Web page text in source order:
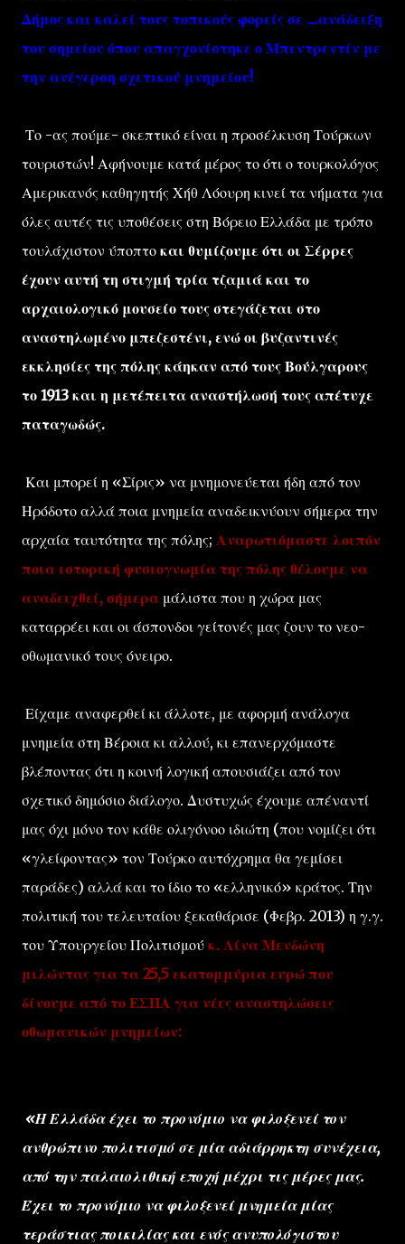
Δήμος και καλεί τους τοπικούς φορείς σε ....ανάδειξη
του σημείου όπου απαγχονίστηκε ο Μπεντρεντίν με
την ανέγερση σχετικού μνημείου!
Το -ας πούμε- σκεπτικό είναι η προσέλκυση Τούρκων
τουριστών! Αφήνουμε κατά μέρος το ότι ο τουρκολόγος
Αμερικανός καθηγητής Χήθ Λόουρη κινεί τα νήματα για
όλες αυτές τις υποθέσεις στη Βόρειο Ελλάδα με τρόπο
τουλάχιστον ύποπτο και θυμίζουμε ότι οι Σέρρες
έχουν αυτή τη στιγμή τρία τζαμιά και το
αρχαιολογικό μουσείο τους στεγάζεται στο
αναστηλωμένο μπεζεστένι, ενώ οι βυζαντινές
εκκλησίες της πόλης κάηκαν από τους Βούλγαρους
το 1913 και η μετέπειτα αναστήλωσή τους απέτυχε
παταγωδώς.
Και μπορεί η «Σίρις» να μνημονεύεται ήδη από τον
Ηρόδοτο αλλά ποια μνημεία αναδεικνύουν σήμερα την
αρχαία ταυτότητα της πόλης; Αναρωτιόμαστε λοιπόν
ποια ιστορική φυσιογνωμία της πόλης θέλουμε να
αναδειχθεί, σήμερα μάλιστα που η χώρα μας
καταρρέει και οι άσπονδοι γείτονές μας ζουν το νεο-
οθωμανικό τους όνειρο.
Είχαμε αναφερθεί κι άλλοτε, με αφορμή ανάλογα
μνημεία στη Βέροια κι αλλού, κι επανερχόμαστε
βλέποντας ότι η κοινή λογική απουσιάζει από τον
σχετικό δημόσιο διάλογο. Δυστυχώς έχουμε απέναντί
μας όχι μόνο τον κάθε ολιγόνοο ιδιώτη (που νομίζει ότι
«γλείφοντας» τον Τούρκο αυτόχρημα θα γεμίσει
παράδες) αλλά και το ίδιο το «ελληνικό» κράτος. Την
πολιτική του τελευταίου ξεκαθάρισε (Φεβρ. 2013) η γ.γ.
του Υπουργείου Πολιτισμού κ. Λίνα Μενδώνη
μιλώντας για τα 25,5 εκατομμύρια ευρώ που
δίνουμε από το ΕΣΠΑ για νέες αναστηλώσεις
οθωμανικών μνημείων:
«Η Ελλάδα έχει το προνόμιο να φιλοξενεί τον
ανθρώπινο πολιτισμό σε μία αδιάρρηκτη συνέχεια,
από την παλαιολιθική εποχή μέχρι τις μέρες μας.
Έχει το προνόμιο να φιλοξενεί μνημεία μίας
τεράστιας ποικιλίας και ενός ανυπολόγιστου